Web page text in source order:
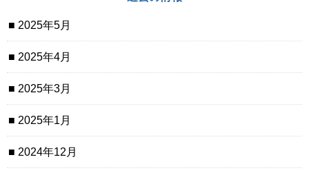
2025年5月
2025年4月
2025年3月
2025年1月
2024年12月